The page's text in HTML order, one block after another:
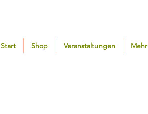
Start Shop Veranstaltungen Mehr